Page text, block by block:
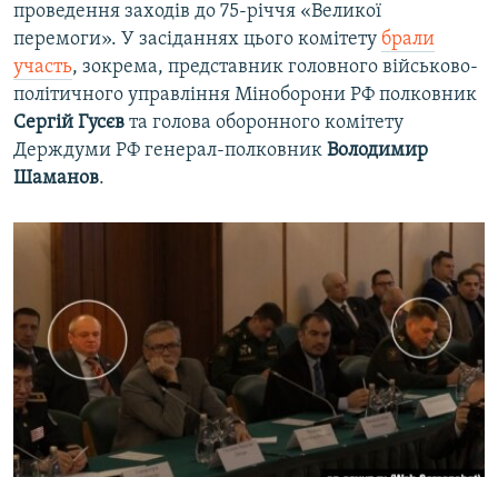
проведення заходів до 75-річчя «Великої
перемоги». У засіданнях цього комітету брали
участь, зокрема, представник головного військово-
політичного управління Міноборони РФ полковник
Сергій Гусєв та голова оборонного комітету
Держдуми РФ генерал-полковник Володимир
Шаманов.